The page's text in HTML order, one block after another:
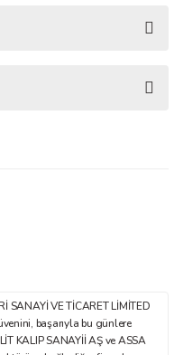
yapın!
SANAYİ VE TİCARET LİMİTED
başarıyla bu günlere
KALIP SANAYİİ AŞ ve ASSA